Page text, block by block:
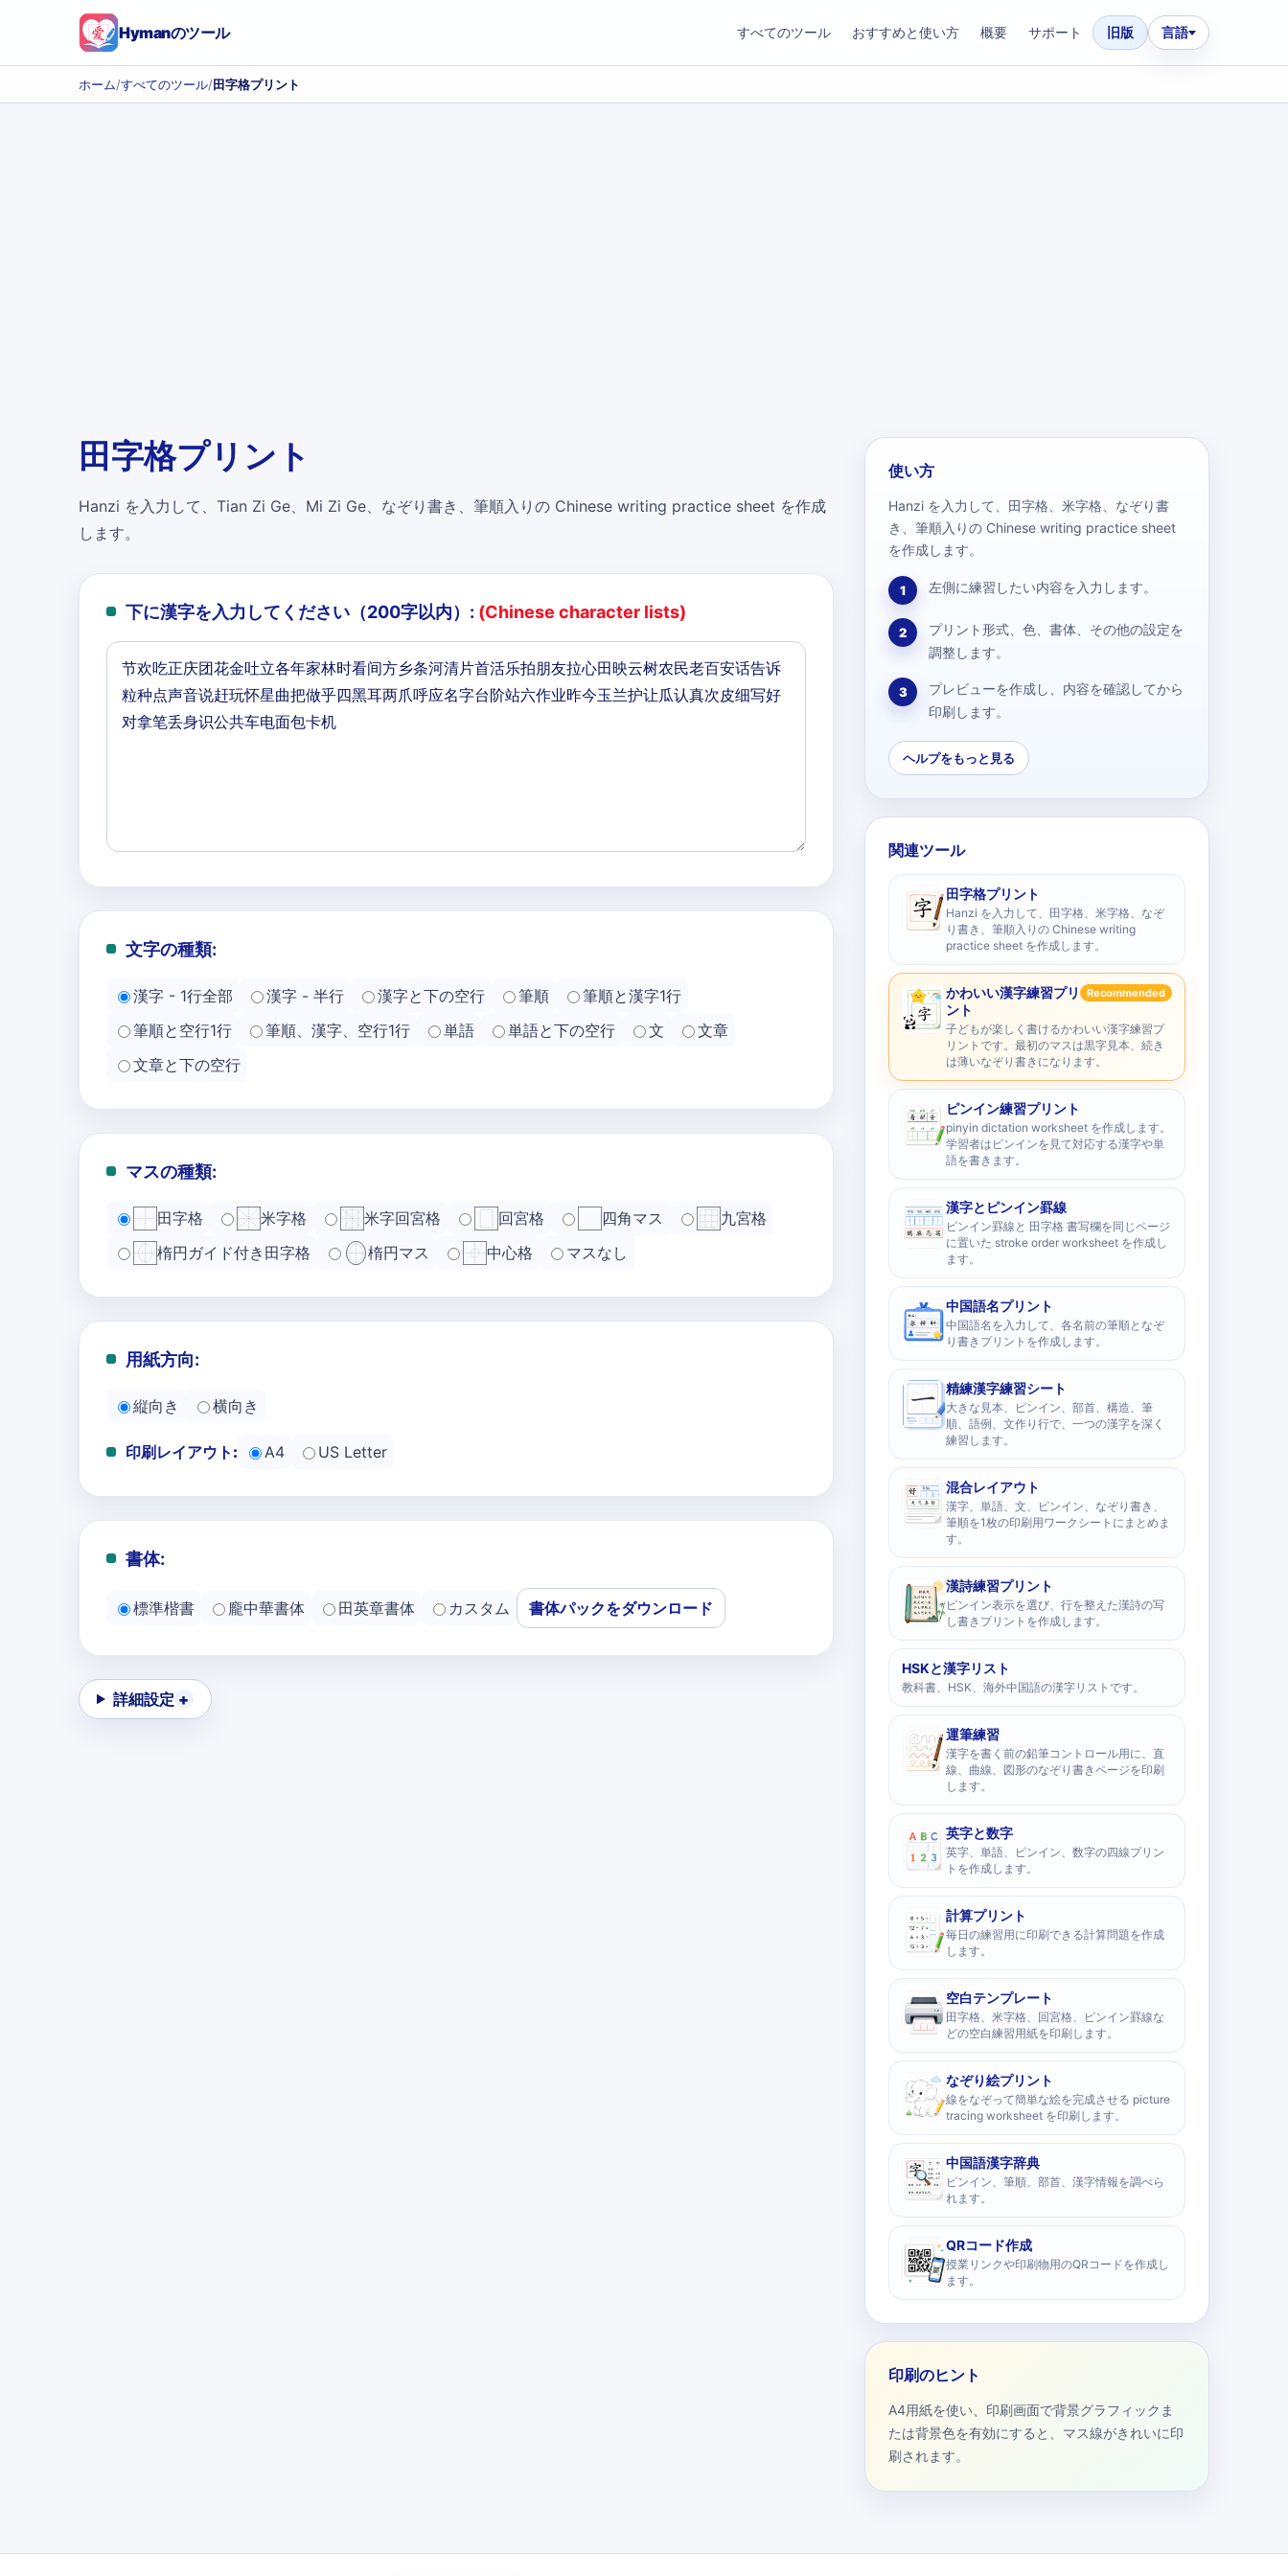
Hymanのツール すべてのツール おすすめと使い方 概要 サポート 旧版 言語
ホーム/すべてのツール/田字格プリント
田字格プリント
Hanzi を入力して、Tian Zi Ge、Mi Zi Ge、なぞり書き、筆順入りの Chinese writing practice sheet を作成
します。
下に漢字を入力してください（200字以内）: (Chinese character lists)
文字の種類:
漢字 - 1行全部 漢字 - 半行 漢字と下の空行 筆順
筆順と漢字1行
筆順と空行1行
筆順、漢字、空行1行 単語 単語と下の空行 文
文章
文章と下の空行
マスの種類:
田字格 米字格 米字回宮格 回宮格 四角マス
九宮格
楕円ガイド付き田字格
楕円マス 中心格 マスなし
用紙方向:
縦向き 横向き
印刷レイアウト: A4 US Letter
書体:
標準楷書 龐中華書体 田英章書体 カスタム 書体パックをダウンロード
詳細設定
使い方
Hanzi を入力して、田字格、米字格、なぞり書
き、筆順入りの Chinese writing practice sheet
を作成します。
1 左側に練習したい内容を入力します。
2
プリント形式、色、書体、その他の設定を
調整します。
3
プレビューを作成し、内容を確認してから
印刷します。
ヘルプをもっと見る
関連ツール
田字格プリント
Hanzi を入力して、田字格、米字格、なぞ
り書き、筆順入りの Chinese writing
practice sheet を作成します。
かわいい漢字練習プリ
ント
Recommended
子どもが楽しく書けるかわいい漢字練習プ
リントです。最初のマスは黒字見本、続き
は薄いなぞり書きになります。
ピンイン練習プリント
pinyin dictation worksheet を作成します。
学習者はピンインを見て対応する漢字や単
語を書きます。
漢字とピンイン罫線
ピンイン罫線と 田字格 書写欄を同じページ
に置いた stroke order worksheet を作成し
ます。
中国語名プリント
中国語名を入力して、各名前の筆順となぞ
り書きプリントを作成します。
精練漢字練習シート
大きな見本、ピンイン、部首、構造、筆
順、語例、文作り行で、一つの漢字を深く
練習します。
混合レイアウト
漢字、単語、文、ピンイン、なぞり書き、
筆順を1枚の印刷用ワークシートにまとめま
す。
漢詩練習プリント
ピンイン表示を選び、行を整えた漢詩の写
し書きプリントを作成します。
HSKと漢字リスト
教科書、HSK、海外中国語の漢字リストです。
運筆練習
漢字を書く前の鉛筆コントロール用に、直
線、曲線、図形のなぞり書きページを印刷
します。
英字と数字
英字、単語、ピンイン、数字の四線プリン
トを作成します。
計算プリント
毎日の練習用に印刷できる計算問題を作成
します。
空白テンプレート
田字格、米字格、回宮格、ピンイン罫線な
どの空白練習用紙を印刷します。
なぞり絵プリント
線をなぞって簡単な絵を完成させる picture
tracing worksheet を印刷します。
中国語漢字辞典
ピンイン、筆順、部首、漢字情報を調べら
れます。
QRコード作成
授業リンクや印刷物用のQRコードを作成し
ます。
印刷のヒント
A4用紙を使い、印刷画面で背景グラフィックま
たは背景色を有効にすると、マス線がきれいに印
刷されます。